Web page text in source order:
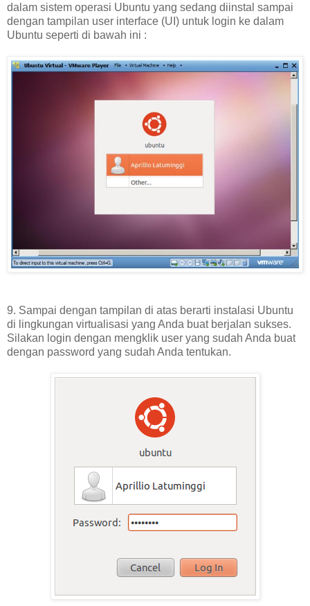
dalam sistem operasi Ubuntu yang sedang diinstal sampai
dengan tampilan user interface (UI) untuk login ke dalam
Ubuntu seperti di bawah ini :
9. Sampai dengan tampilan di atas berarti instalasi Ubuntu
di lingkungan virtualisasi yang Anda buat berjalan sukses.
Silakan login dengan mengklik user yang sudah Anda buat
dengan password yang sudah Anda tentukan.